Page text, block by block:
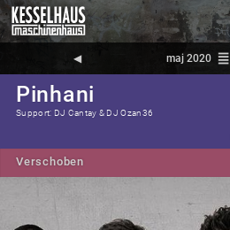
◀︎ maj 2020 reorder
Pinhani
Support: DJ Cantay & DJ Ozan36
Verschoben